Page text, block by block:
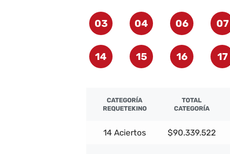
03 04 06 07
14 15 16 17
CATEGORÍA
REQUETEKINO
TOTAL
CATEGORÍA
14 Aciertos $90.339.522